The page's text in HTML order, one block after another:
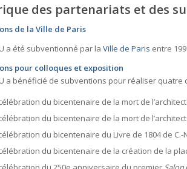
des partenariats et des
de la Ville de Paris
a été subventionné par laVille de Paris entre
pour colloques et exposition
a bénéficié de subventions pour réaliser
du bicentenaire de la mort de
du bicentenaire de la mort de
du bicentenaire du Livre de 1804 de C.-
du bicentenaire de la création de la